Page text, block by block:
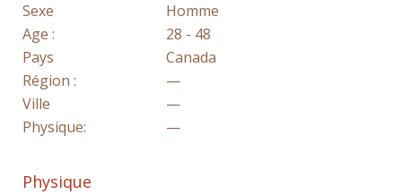
Sexe
Homme
Age :
28 - 48
Pays
Canada
Région :
—
Ville
—
Physique:
—
Physique